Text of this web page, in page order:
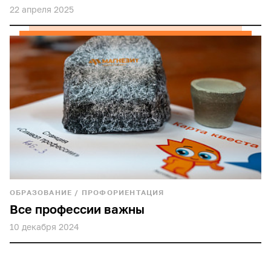
22 апреля 2025
ОБРАЗОВАНИЕ / ПРОФОРИЕНТАЦИЯ
Все профессии важны
10 декабря 2024